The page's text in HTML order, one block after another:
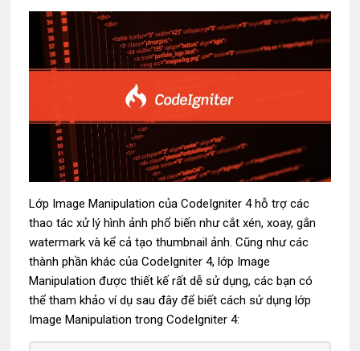
Lớp Image Manipulation của CodeIgniter 4 hỗ trợ các
thao tác xử lý hình ảnh phổ biến như cắt xén, xoay, gắn
watermark và kể cả tạo thumbnail ảnh. Cũng như các
thành phần khác của CodeIgniter 4, lớp Image
Manipulation được thiết kế rất dễ sử dụng, các bạn có
thể tham khảo ví dụ sau đây để biết cách sử dụng lớp
Image Manipulation trong CodeIgniter 4: